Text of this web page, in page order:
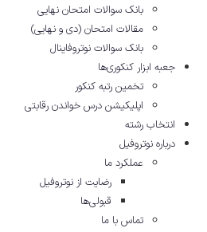
بانک سوالات امتحان نهایی
مقالات امتحان (دی و نهایی)
بانک سوالات نوتروفاینال
جعبه ابزار کنکوری‌ها
تخمین رتبه کنکور
اپلیکیشن درس خواندن رقابتی
انتخاب رشته
درباره نوتروفیل
عملکرد ما
رضایت از نوتروفیل
قبولی‌ها
تماس با ما